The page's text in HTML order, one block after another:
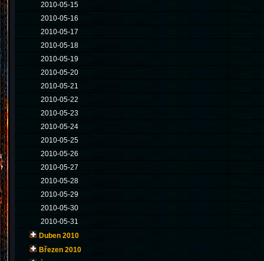
2010-05-15
2010-05-16
2010-05-17
2010-05-18
2010-05-19
2010-05-20
2010-05-21
2010-05-22
2010-05-23
2010-05-24
2010-05-25
2010-05-26
2010-05-27
2010-05-28
2010-05-29
2010-05-30
2010-05-31
Duben 2010
Březen 2010